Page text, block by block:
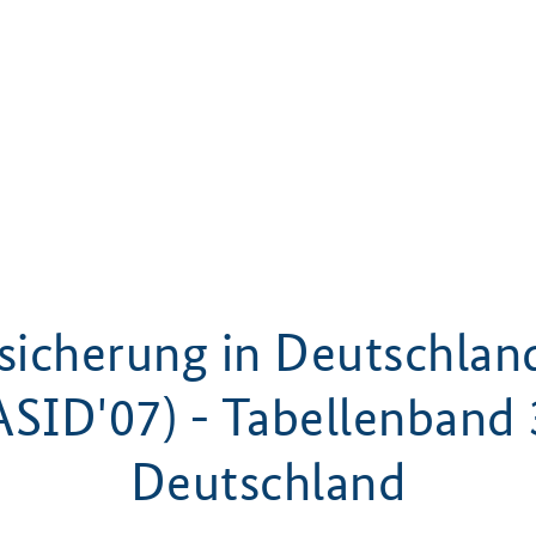
in
- Tabellenband
Deutschland